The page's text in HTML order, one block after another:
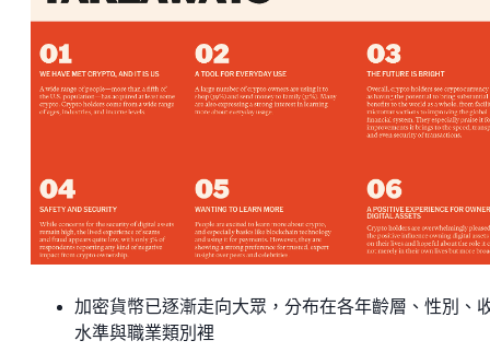
加密貨幣已逐漸走向大眾，分布在各年齡層、性別、
水準與職業類別裡